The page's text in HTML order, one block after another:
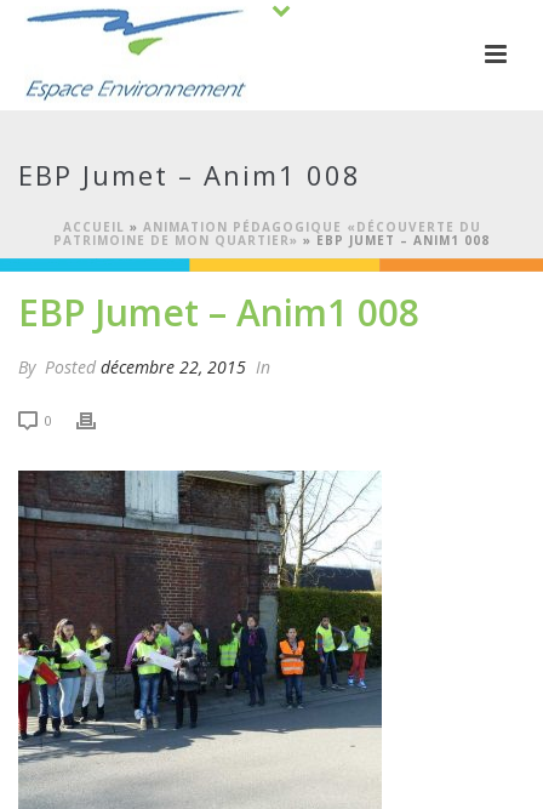
EBP Jumet – Anim1 008
ACCUEIL » ANIMATION PÉDAGOGIQUE «DÉCOUVERTE DU
PATRIMOINE DE MON QUARTIER» » EBP JUMET – ANIM1 008
EBP Jumet – Anim1 008
By Posted décembre 22, 2015 In
0